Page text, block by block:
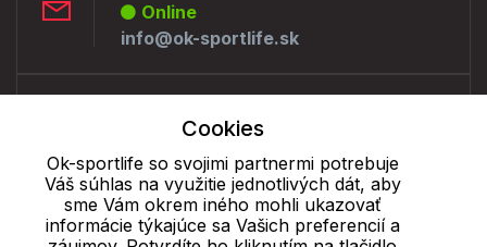
Online
info@ok-sportlife.sk
Offline
+421 277 270 090
Cookie - podrobné nastavenie| Ďalšie informácie|Spracovanie
Cookies
Ok-sportlife so svojimi partnermi potrebuje
Váš súhlas na využitie jednotlivých dát, aby
sme Vám okrem iného mohli ukazovať
informácie týkajúce sa Vašich preferencií a